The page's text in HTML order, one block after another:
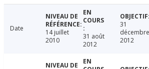
Date
14 juillet
2010
31 août
2012
31
décembre
2012